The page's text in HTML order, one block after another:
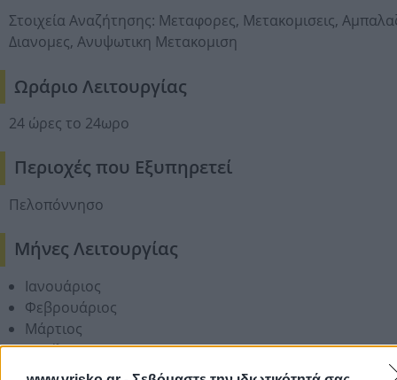
Στοιχεία Αναζήτησης: Μεταφορες, Μετακομισεις,
Διανομες, Ανυψωτικη Μετακομιση
Ωράριο Λειτουργίας
24 ώρες το 24ωρο
Περιοχές που Εξυπηρετεί
Πελοπόννησο
Μήνες Λειτουργίας
Ιανουάριος
Φεβρουάριος
Μάρτιος
Απρίλιος